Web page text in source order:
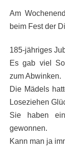
Am
beim Fest der
185-jähriges
Es gab viel
zum Abwinken.
Die Mädels
Loseziehen
Sie haben
gewonnen.
Kann man ja